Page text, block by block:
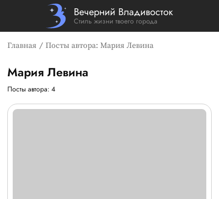
Вечерний Владивосток
Стиль жизни твоего города
Главная Посты автора: Мария Левина
Страница и посты автора:
Мария Левина
Посты автора: 4
Список новостей